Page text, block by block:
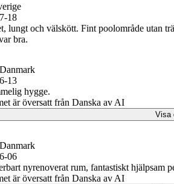
18
lungt och välskött. Fint poolområde utan
bra.
13
hygge.
är översatt från Danska av AI
Visa
06
nyrenoverat rum, fantastiskt hjälpsam
är översatt från Danska av AI